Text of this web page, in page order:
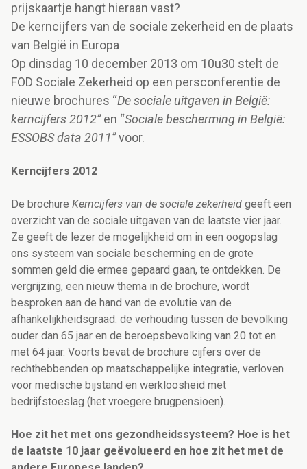
prijskaartje hangt hieraan vast?
De kerncijfers van de sociale zekerheid en de plaats
van België in Europa
Op dinsdag 10 december 2013 om 10u30 stelt de
FOD Sociale Zekerheid op een persconferentie de
nieuwe brochures “De sociale uitgaven in België:
kerncijfers 2012”en “Sociale bescherming in België:
ESSOBS data 2011”voor.
Kerncijfers 2012
De brochure Kerncijfers van de sociale zekerheid geeft een
overzicht van de sociale uitgaven van de laatste vier jaar.
Ze geeft de lezer de mogelijkheid om in een oogopslag
ons systeem van sociale bescherming en de grote
sommen geld die ermee gepaard gaan, te ontdekken. De
vergrijzing, een nieuw thema in de brochure, wordt
besproken aan de hand van de evolutie van de
afhankelijkheidsgraad: de verhouding tussen de bevolking
ouder dan 65 jaar en de beroepsbevolking van 20 tot en
met 64 jaar. Voorts bevat de brochure cijfers over de
rechthebbenden op maatschappelijke integratie, verloven
voor medische bijstand en werkloosheid met
bedrijfstoeslag (het vroegere brugpensioen).
Hoe zit het met ons gezondheidssysteem? Hoe is het
de laatste 10 jaar geëvolueerd en hoe zit het met de